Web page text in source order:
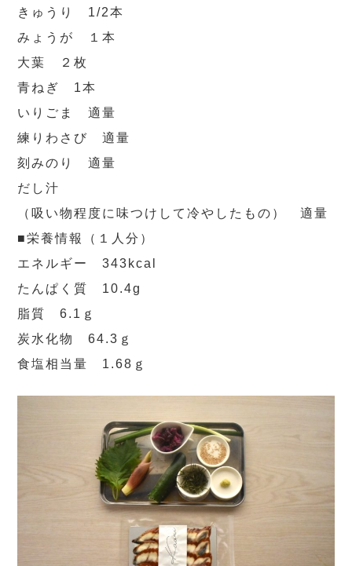
きゅうり 1/2本
みょうが １本
大葉 ２枚
青ねぎ 1本
いりごま 適量
練りわさび 適量
刻みのり 適量
だし汁
（吸い物程度に味つけして冷やしたもの） 適量
■栄養情報（１人分）
エネルギー 343kcal
たんぱく質 10.4g
脂質 6.1ｇ
炭水化物 64.3ｇ
食塩相当量 1.68ｇ